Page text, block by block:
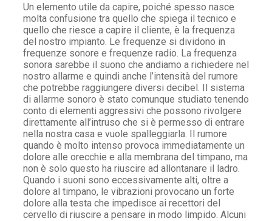
Un elemento utile da capire, poiché spesso nasce
molta confusione tra quello che spiega il tecnico e
quello che riesce a capire il cliente, è la frequenza
del nostro impianto. Le frequenze si dividono in
frequenze sonore e frequenze radio. La frequenza
sonora sarebbe il suono che andiamo a richiedere nel
nostro allarme e quindi anche l’intensità del rumore
che potrebbe raggiungere diversi decibel. Il sistema
di allarme sonoro è stato comunque studiato tenendo
conto di elementi aggressivi che possono rivolgere
direttamente all’intruso che si è permesso di entrare
nella nostra casa e vuole spalleggiarla. Il rumore
quando è molto intenso provoca immediatamente un
dolore alle orecchie e alla membrana del timpano, ma
non è solo questo ha riuscire ad allontanare il ladro.
Quando i suoni sono eccessivamente alti, oltre a
dolore al timpano, le vibrazioni provocano un forte
dolore alla testa che impedisce ai recettori del
cervello di riuscire a pensare in modo limpido. Alcuni